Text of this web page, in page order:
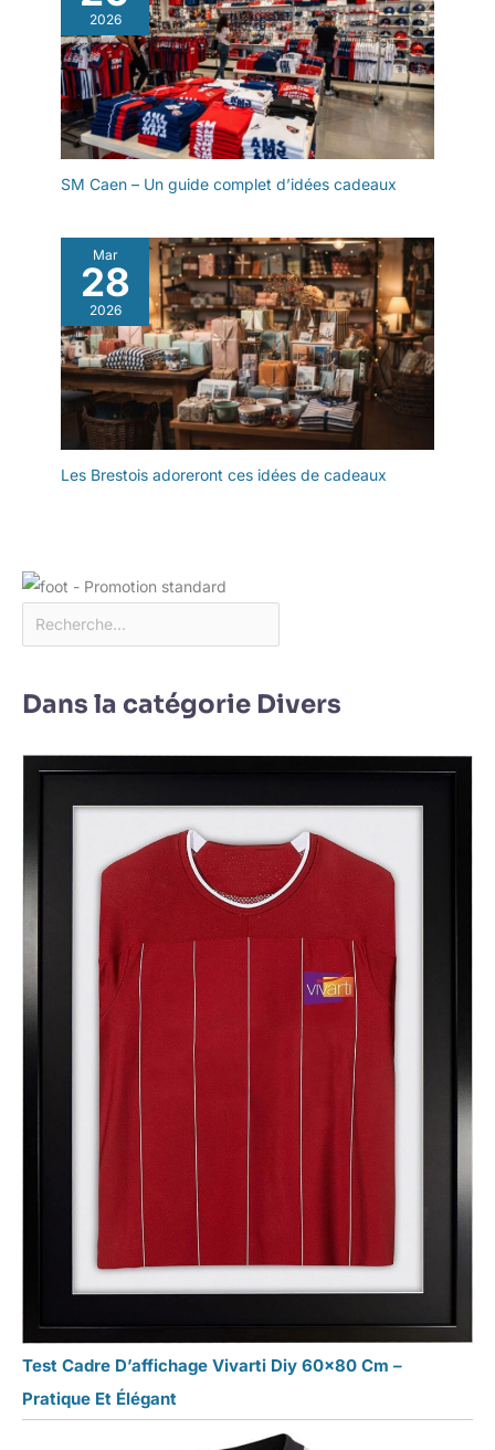
2026
SM Caen – Un guide complet d’idées cadeaux
Mar
28
2026
Les Brestois adoreront ces idées de cadeaux
Dans la catégorie Divers
Test Cadre D’affichage Vivarti Diy 60×80 Cm –
Pratique Et Élégant